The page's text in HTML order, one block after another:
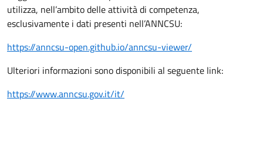
utilizza, nell’ambito delle attività di competenza,
esclusivamente i dati presenti nell’ANNCSU:
https://anncsu-open.github.io/anncsu-viewer/
Ulteriori informazioni sono disponibili al seguente link:
https://www.anncsu.gov.it/it/